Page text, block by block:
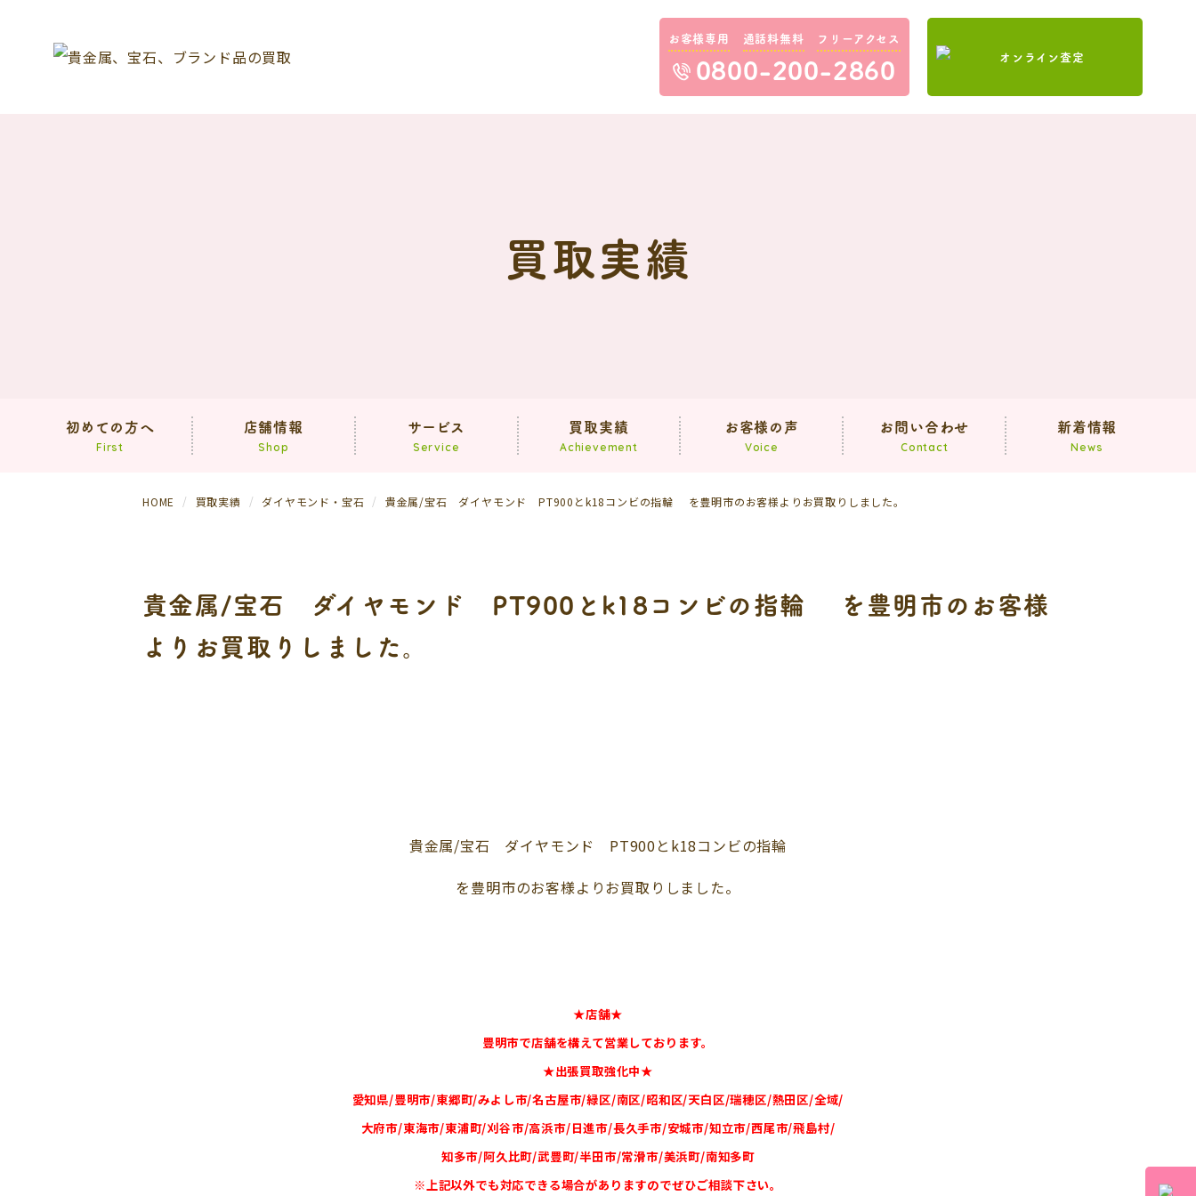
お客様専用 通話料無料 フリーアクセス
0800-200-2860
買取実績
初めての方へ
First
よくあるご質問
店舗情報
Shop
サービス
Service
買取
買取実績
Achievement
お客様の声
Voice
お問い合わせ
Contact
新着情報
News
HOME 買取実績 ダイヤモンド・宝石 貴金属/宝石 ダイヤモンド PT900とk18コンビの指輪 を豊明市のお客様よりお買取りしました。
貴金属/宝石 ダイヤモンド PT900とk18コンビの指輪 を豊明市のお客様
よりお買取りしました。
貴金属/宝石 ダイヤモンド PT900とk18コンビの指輪
を豊明市のお客様よりお買取りしました。
★店舗★
豊明市で店舗を構えて営業しております。
★出張買取強化中★
愛知県/豊明市/東郷町/みよし市/名古屋市/緑区/南区/昭和区/天白区/瑞穂区/熱田区/全域/
大府市/東海市/東浦町/刈谷市/高浜市/日進市/長久手市/安城市/知立市/西尾市/飛島村/
知多市/阿久比町/武豊町/半田市/常滑市/美浜町/南知多町
※上記以外でも対応できる場合がありますのでぜひご相談下さい。